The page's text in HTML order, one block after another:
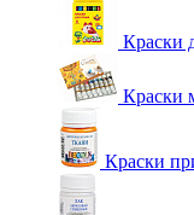
Краски
Краски
Краски